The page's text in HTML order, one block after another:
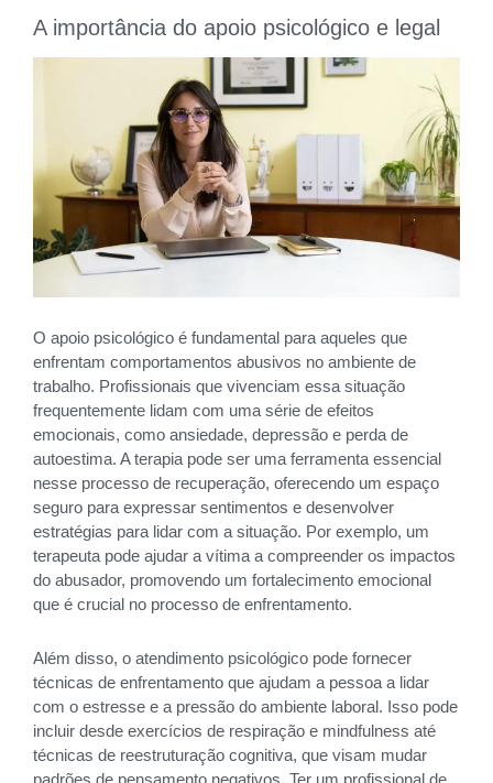
A importância do apoio psicológico e legal
O apoio psicológico é fundamental para aqueles que
enfrentam comportamentos abusivos no ambiente de
trabalho. Profissionais que vivenciam essa situação
frequentemente lidam com uma série de efeitos
emocionais, como ansiedade, depressão e perda de
autoestima. A terapia pode ser uma ferramenta essencial
nesse processo de recuperação, oferecendo um espaço
seguro para expressar sentimentos e desenvolver
estratégias para lidar com a situação. Por exemplo, um
terapeuta pode ajudar a vítima a compreender os impactos
do abusador, promovendo um fortalecimento emocional
que é crucial no processo de enfrentamento.
Além disso, o atendimento psicológico pode fornecer
técnicas de enfrentamento que ajudam a pessoa a lidar
com o estresse e a pressão do ambiente laboral. Isso pode
incluir desde exercícios de respiração e mindfulness até
técnicas de reestruturação cognitiva, que visam mudar
padrões de pensamento negativos. Ter um profissional de